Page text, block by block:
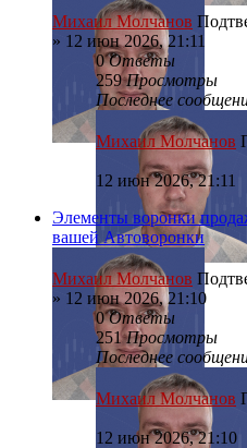
Михаил Молчанов
» 12 июн 2026, 21:11
0Ответы
259Просмотры
Последнее
Михаил Молчанов
12 июн 2026, 21:11
Элементы воронки
вашей Автоворонки
Михаил Молчанов
» 12 июн 2026, 21:10
0Ответы
251Просмотры
Последнее
Михаил Молчанов
12 июн 2026, 21:10